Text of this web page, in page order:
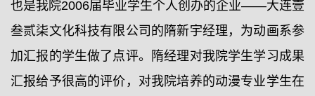
也是我院2006届毕业学生个人创办的企业——大连壹
叁贰柒文化科技有限公司的隋新宇经理，为动画系参
加汇报的学生做了点评。隋经理对我院学生学习成果
汇报给予很高的评价，对我院培养的动漫专业学生在